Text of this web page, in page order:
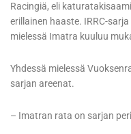
Racingiä, eli
erillainen haaste. IRRC-
mielessä Imatra kuuluu
Yhdessä mielessä
sarjan areenat.
– Imatran rata on sarjan